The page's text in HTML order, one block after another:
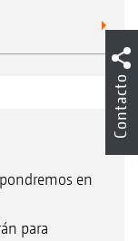
en
para
Contacto